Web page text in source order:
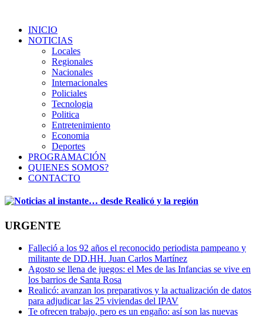
INICIO
NOTICIAS
Locales
Regionales
Nacionales
Internacionales
Policiales
Tecnologia
Politica
Entretenimiento
Economia
Deportes
PROGRAMACIÓN
QUIENES SOMOS?
CONTACTO
URGENTE
Falleció a los 92 años el reconocido periodista pampeano y
militante de DD.HH. Juan Carlos Martínez
Agosto se llena de juegos: el Mes de las Infancias se vive en
los barrios de Santa Rosa
Realicó: avanzan los preparativos y la actualización de datos
para adjudicar las 25 viviendas del IPAV
Te ofrecen trabajo, pero es un engaño: así son las nuevas